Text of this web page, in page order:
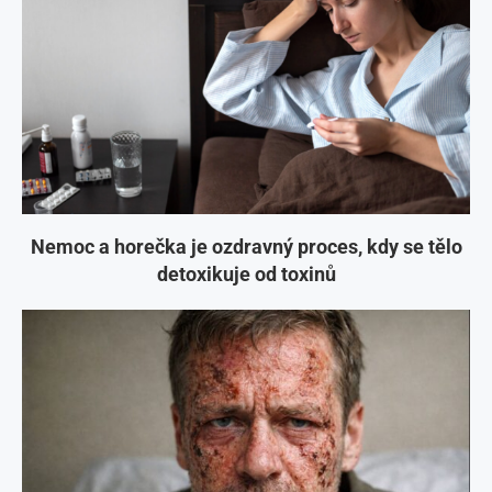
Nemoc a horečka je ozdravný proces, kdy se tělo
detoxikuje od toxinů